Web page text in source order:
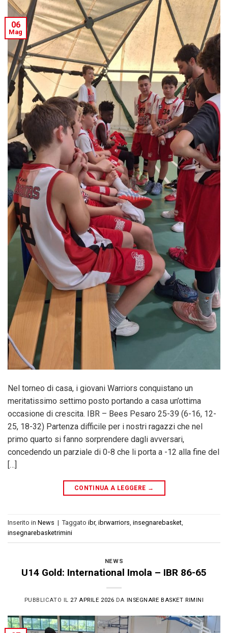
06
Mag
Nel torneo di casa, i giovani Warriors conquistano un
meritatissimo settimo posto portando a casa un’ottima
occasione di crescita. IBR – Bees Pesaro 25-39 (6-16, 12-
25, 18-32) Partenza difficile per i nostri ragazzi che nel
primo quarto si fanno sorprendere dagli avversari,
concedendo un parziale di 0-8 che li porta a -12 alla fine del
[…]
CONTINUA A LEGGERE →
Inserito in News | Taggato ibr, ibrwarriors, insegnarebasket,
insegnarebasketrimini
NEWS
U14 Gold: International Imola – IBR 86-65
PUBBLICATO IL 27 APRILE 2026 DA INSEGNARE BASKET RIMINI